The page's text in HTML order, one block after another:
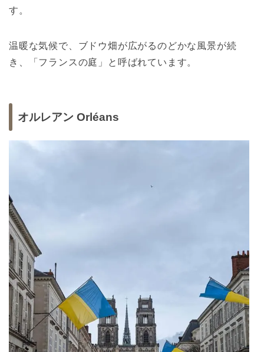
す。
温暖な気候で、ブドウ畑が広がるのどかな風景が続
き、「フランスの庭」と呼ばれています。
オルレアン Orléans